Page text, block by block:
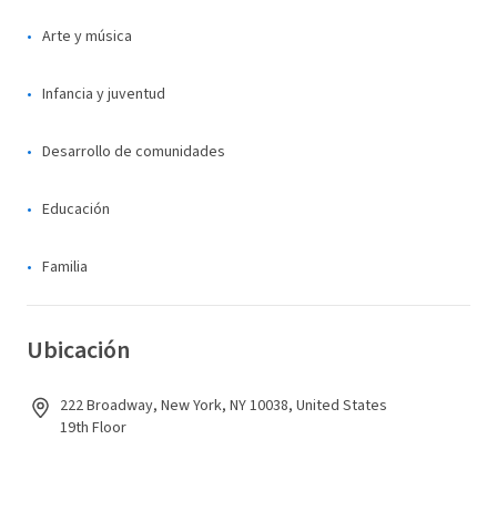
Arte y música
Infancia y juventud
Desarrollo de comunidades
Educación
Familia
Ubicación
222 Broadway, New York, NY 10038, United States
19th Floor